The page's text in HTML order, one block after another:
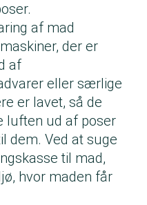
af mad
der er
af
eller særlige
er lavet, så de
luften ud af poser
dem. Ved at suge
til mad,
hvor maden får